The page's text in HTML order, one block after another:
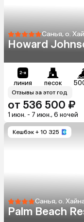
Санья, о.
Howard
линия песок
Отзывы за этот год
от 536 500 ₽
1 июн. - 7 июн., 6 ночей
Кешбэк + 10 325
Санья, о.
Palm Beach